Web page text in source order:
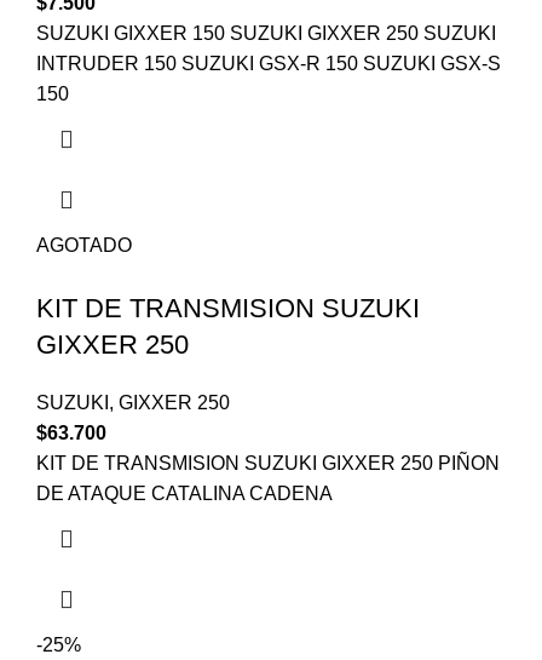
SUZUKI GIXXER 150 SUZUKI GIXXER 250 SUZUKI
INTRUDER 150 SUZUKI GSX-R 150 SUZUKI GSX-S
150
AGOTADO
KIT DE TRANSMISION SUZUKI
GIXXER 250
SUZUKI , GIXXER 250
$63.700
KIT DE TRANSMISION SUZUKI GIXXER 250 PIÑON
DE ATAQUE CATALINA CADENA
-25%